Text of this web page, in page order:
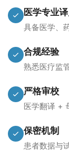
医学专业
具备医学、
合规经验
熟悉医疗监
严格审校
医学翻译 +
保密机制
患者数据与